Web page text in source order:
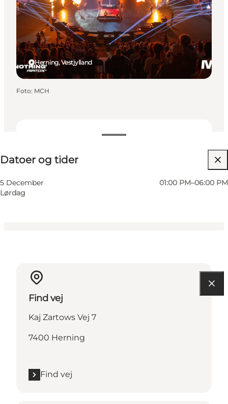
Datoer og tider
5 December
Lørdag
01:00 PM–06:00 PM
Besøg hjemmeside
Mig selv, Min partner, Venner, Børn
Herning, Vestjylland
Foto: MCH
Find vej
Kaj Zartows Vej 7
7400 Herning
Find vej